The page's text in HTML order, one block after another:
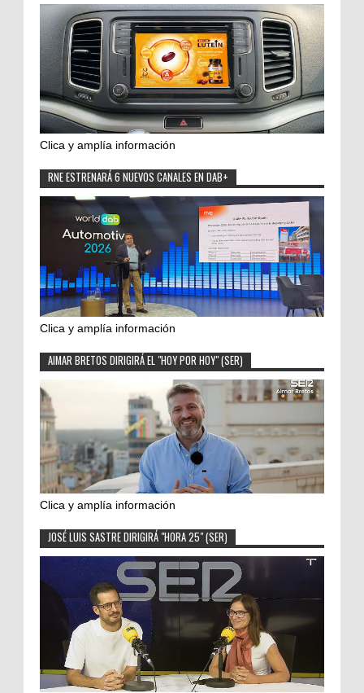
Clica y amplía información
RNE ESTRENARÁ 6 NUEVOS CANALES EN DAB+
Clica y amplía información
AIMAR BRETOS DIRIGIRÁ EL "HOY POR HOY" (SER)
Clica y amplía información
JOSÉ LUIS SASTRE DIRIGIRÁ "HORA 25" (SER)